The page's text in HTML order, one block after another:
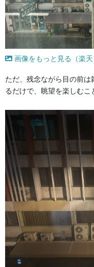
画像をもっと見る（楽天
ただ、残念ながら目の前は
るだけで、眺望を楽しむこ